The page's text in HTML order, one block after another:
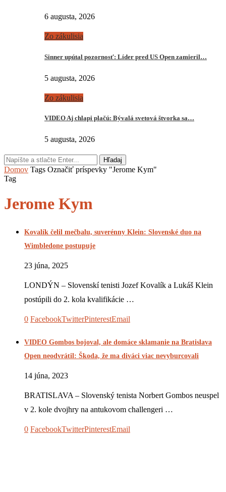
6 augusta, 2026
Zo zákulisia
Sinner upútal pozornosť: Líder pred US Open zamieril…
5 augusta, 2026
Zo zákulisia
VIDEO Aj chlapi plačú: Bývalá svetová štvorka sa…
5 augusta, 2026
Hľadaj
Domov Tags Označiť príspevky "Jerome Kym"
Tag
Jerome Kym
Kovalík čelil mečbalu, suverénny Klein: Slovenské duo na
Wimbledone postupuje
23 júna, 2025
LONDÝN – Slovenskí tenisti Jozef Kovalík a Lukáš Klein
postúpili do 2. kola kvalifikácie …
0 FacebookTwitterPinterestEmail
VIDEO Gombos bojoval, ale domáce sklamanie na Bratislava
Open neodvrátil: Škoda, že ma diváci viac nevyburcovali
14 júna, 2023
BRATISLAVA – Slovenský tenista Norbert Gombos neuspel
v 2. kole dvojhry na antukovom challengeri …
0 FacebookTwitterPinterestEmail